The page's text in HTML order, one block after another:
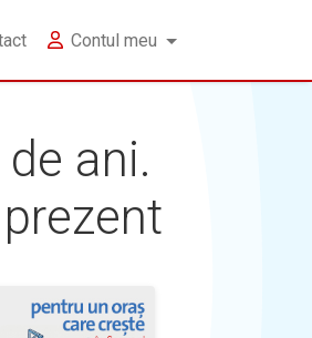
Contul meu
ani.